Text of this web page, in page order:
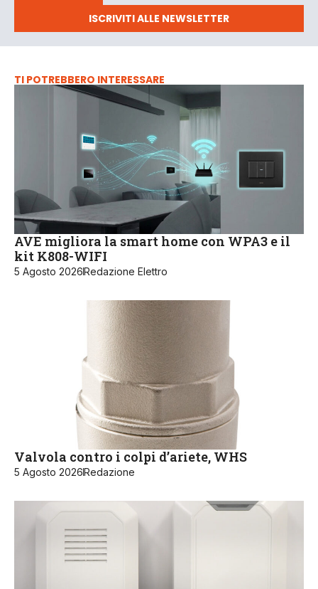
ISCRIVITI ALLE NEWSLETTER
TI POTREBBERO INTERESSARE
AVE migliora la smart home con WPA3 e il
kit K808-WIFI
5 Agosto 2026Redazione Elettro
Valvola contro i colpi d’ariete, WHS
5 Agosto 2026Redazione